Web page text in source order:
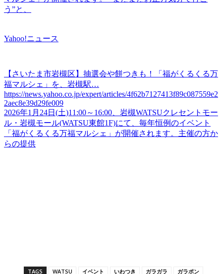
う”と、
Yahoo!ニュース
【さいたま市岩槻区】抽選会や餅つきも！「福がくるくる万
福マルシェ」を、岩槻駅…
https://news.yahoo.co.jp/expert/articles/4f62b7127413f89c087559e2
2aec8e39d29fe009
2026年1月24日(土)11:00～16:00、岩槻WATSUクレセントモー
ル・岩槻モール(WATSU東館1F)にて、毎年恒例のイベント
「福がくるくる万福マルシェ」が開催されます。主催の方か
らの提供
TAGS WATSU イベント いわつき ガラガラ ガラポン